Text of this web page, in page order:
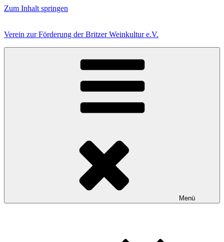
Zum Inhalt springen
Verein zur Förderung der Britzer Weinkultur e.V.
Menü